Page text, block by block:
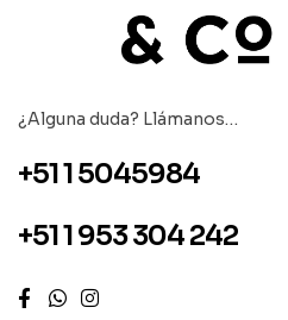
¿Alguna duda? Llámanos…
+51 1 5045984
+51 1 953 304 242